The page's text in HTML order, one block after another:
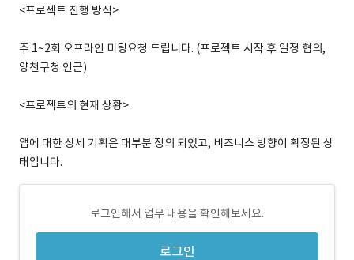
<프로젝트 진행 방식>
주 1~2회 오프라인 미팅요청 드립니다. (프로젝트 시작 후 일정 협의,
양천구청 인근)
<프로젝트의 현재 상황>
앱에 대한 상세 기획은 대부분 정의 되었고, 비즈니스 방향이 확정된 상
태입니다.
로그인해서 업무 내용을 확인해보세요.
로그인